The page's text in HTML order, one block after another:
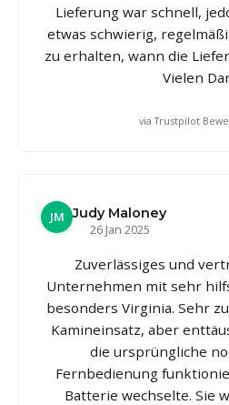
Lieferung war schnell,
etwas schwierig,
zu erhalten, wann die
Vielen
via Trustpilot
JM Judy Maloney
26 Jan 2025
Zuverlässiges und
Unternehmen mit sehr
besonders Virginia. Sehr
Kamineinsatz, aber
die ursprüngliche
Fernbedienung
Batterie wechselte. Sie